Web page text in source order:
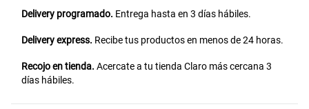
Delivery programado. Entrega hasta en 3 días hábiles.
Delivery express. Recibe tus productos en menos de 24 horas.
Recojo en tienda. Acercate a tu tienda Claro más cercana 3
días hábiles.